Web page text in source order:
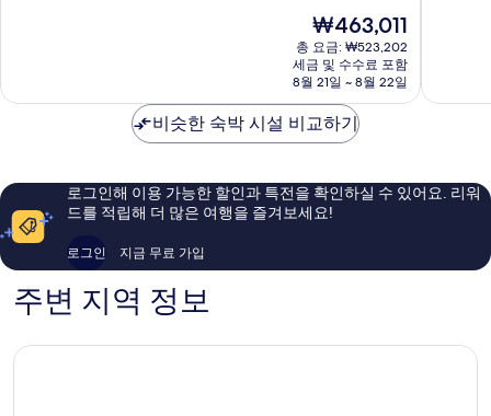
구
매
해
이
용
1,006
현
재
요
금
₩463,011
₩463,011
총 요금: ₩523,202
세금 및 수수료 포함
8월 21일 ~ 8월 22일
매
해
요,
비슷한 숙박 시설 비교하기
로그인해 이용 가능한 할인과 특전을 확인하실 수 있어요. 리워
드를 적립해 더 많은 여행을 즐겨보세요!
로그인 지금 무료 가입
주변 지역 정보